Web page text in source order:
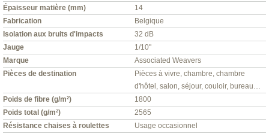
Épaisseur matière (mm)
14
Fabrication
Belgique
Isolation aux bruits d'impacts
32 dB
Jauge
1/10"
Marque
Associated Weavers
Pièces de destination
Pièces à vivre, chambre, chambre
d'hôtel, salon, séjour, couloir, bureau…
Poids de fibre (g/m²)
1800
Poids total (g/m²)
2565
Résistance chaises à roulettes
Usage occasionnel